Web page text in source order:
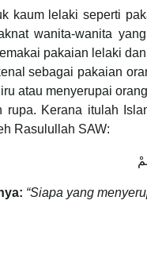
kaum lelaki seperti
wanita-wanita
pakaian lelaki
sebagai pakaian
atau menyerupai
Kerana itulah
Rasulullah SAW:
“Siapa yang